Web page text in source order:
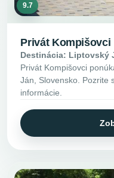
9.7
Privát Kompišovci
Destinácia: Liptovský
Privát Kompišovci
Ján, Slovensko. Pozrite
informácie.